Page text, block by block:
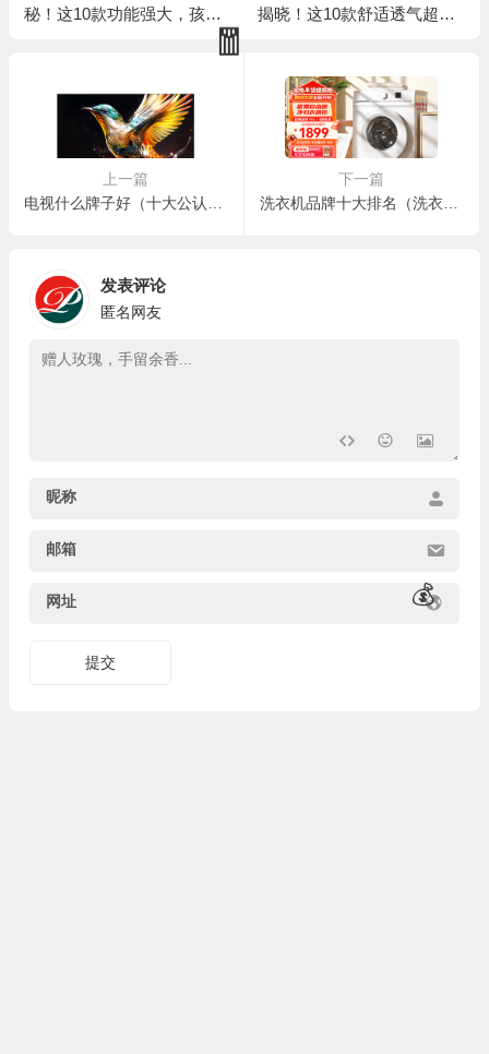
秘！这10款功能强大，孩子
揭晓！这10款舒适透气超好
上一篇
电视什么牌子好（十大公认最好用电视机品牌）
下一篇
洗衣机品牌十大排名（洗衣机十大名牌洗衣机是什么）
发表评论
匿名网友
昵称
邮箱
网址
提交
🎁